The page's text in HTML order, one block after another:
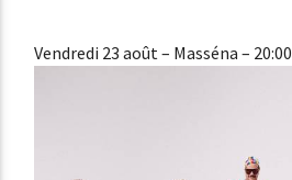
Vendredi 23 août– Masséna – 20:00